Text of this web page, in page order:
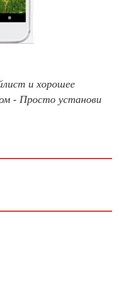
и хорошее
- Просто установи